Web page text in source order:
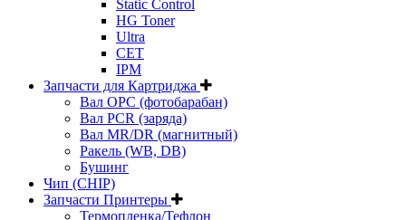
Static Control
HG Toner
Ultra
CET
IPM
Запчасти для Картриджа
Вал OPC (фотобарабан)
Вал PCR (заряда)
Вал MR/DR (магнитный)
Ракель (WB, DB)
Бушинг
Чип (CHIP)
Запчасти Принтеры
Термопленка/Тефлон